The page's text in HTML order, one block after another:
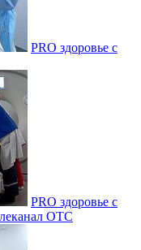
PRO здоровье с
PRO здоровье с
ОТС